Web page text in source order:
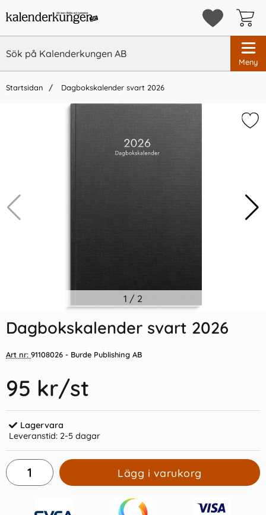
Meny
Startsidan Dagbokskalender svart 2026
Vi rekommenderar
svart
55 kr/st
Plankalender spiralbunden
69 kr/st
1 / 2
Dagbokskalender svart 2026
Art nr: 91108026 - Burde Publishing AB
95 kr/st
Lagervara
Leveranstid: 2-5 dagar
Lägg i varukorg